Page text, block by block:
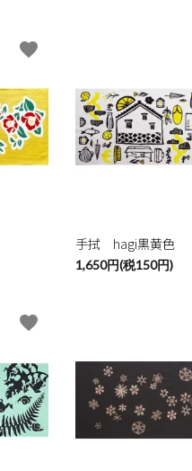
favorite
手拭 hagi黒黄色
1,650円(税150円)
favorite